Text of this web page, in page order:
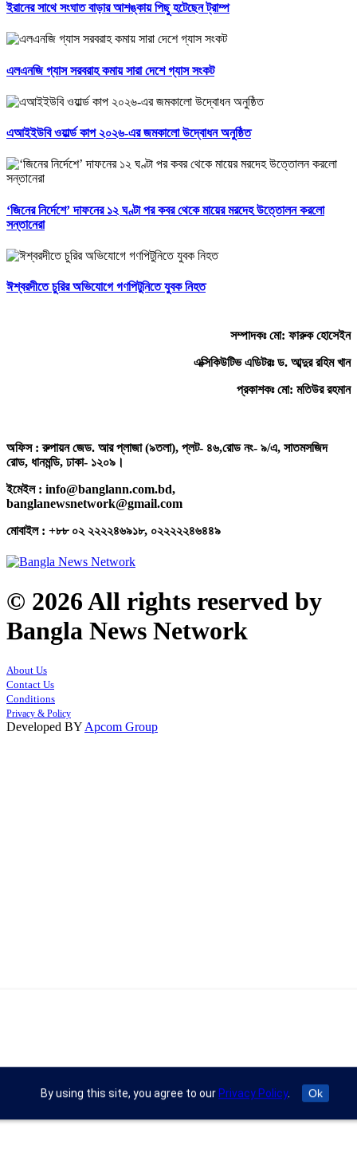
ইরানের সাথে সংঘাত বাড়ার আশঙ্কায় পিছু হটেছেন ট্রাম্প
এলএনজি গ্যাস সরবরাহ কমায় সারা দেশে গ্যাস সংকট
এআইইউবি ওয়ার্ল্ড কাপ ২০২৬-এর জমকালো উদ্বোধন অনুষ্ঠিত
‘জিনের নির্দেশে’ দাফনের ১২ ঘণ্টা পর কবর থেকে মায়ের মরদেহ উত্তোলন করলো
সন্তানেরা
ঈশ্বরদীতে চুরির অভিযোগে গণপিটুনিতে যুবক নিহত
সম্পাদকঃ মো: ফারুক হোসেইন
এক্সিকিউটিভ এডিটরঃ ড. আব্দুর রহিম খান
প্রকাশকঃ মো: মতিউর রহমান
অফিস : রুপায়ন জেড. আর প্লাজা (৯তলা), প্লট- ৪৬,রোড নং- ৯/এ, সাতমসজিদ
রোড, ধানমন্ডি, ঢাকা- ১২০৯।
ইমেইল : info@banglann.com.bd,
banglanewsnetwork@gmail.com
মোবাইল : +৮৮ ০২ ২২২২৪৬৯১৮, ০২২২২২৪৬৪৪৯
© 2026 All rights reserved by
Bangla News Network
About Us
Contact Us
Conditions
Privacy & Policy
Developed BY Apcom Group
By using this site, you agree to our Privacy Policy. Ok